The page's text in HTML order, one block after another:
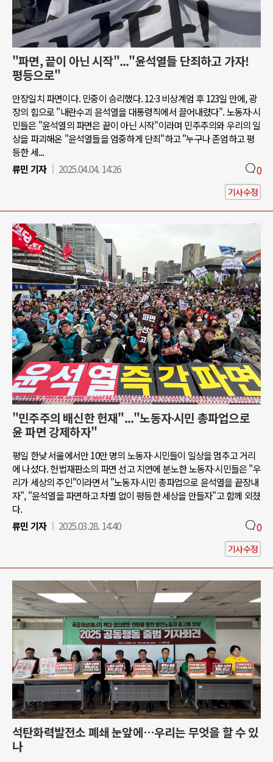
"파면, 끝이 아닌 시작"..."윤석열들 단죄하고 가자!
평등으로"
만장일치 파면이다. 민중이 승리했다. 12·3 비상계엄 후 123일 만에, 광
장의 힘으로 "내란수괴 윤석열을 대통령직에서 끌어내렸다". 노동자∙시
민들은 "윤석열의 파면은 끝이 아닌 시작"이라며 민주주의와 우리의 일
상을 파괴해온 "윤석열들을 엄중하게 단죄"하고 "누구나 존엄하고 평
등한 세...
류민 기자
2025.04.04. 14:26 0
기사수정
"민주주의 배신한 헌재"..."노동자∙시민 총파업으로
윤 파면 강제하자"
평일 한낮 서울에서만 10만 명의 노동자∙시민들이 일상을 멈추고 거리
에 나섰다. 헌법재판소의 파면 선고 지연에 분노한 노동자∙시민들은 "우
리가 세상의 주인"이라면서 "노동자∙시민 총파업으로 윤석열을 끝장내
자", "윤석열을 파면하고 차별 없이 평등한 세상을 만들자"고 함께 외쳤
다.
류민 기자
2025.03.28. 14:40 0
기사수정
석탄화력발전소 폐쇄 눈앞에…우리는 무엇을 할 수 있
나